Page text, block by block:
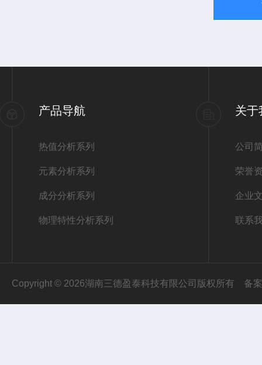
产品导航
热值分析系列
元素分析系列
成分分析系列
物理特性分析系列
关于
公司
荣誉
企业
联系
Copyright © 2026湖南三德盈泰科技有限公司版权所有 备